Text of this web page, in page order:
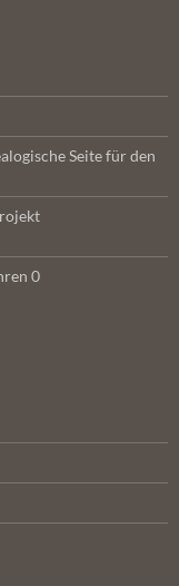
Seite für den
0